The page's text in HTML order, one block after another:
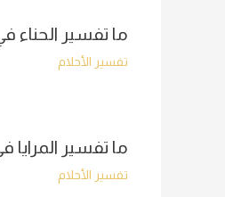
ما تفسير الحناء
تفسير الأحلام
ما تفسير المرايا
تفسير الأحلام